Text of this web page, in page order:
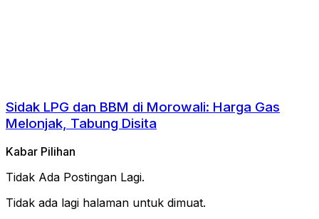
Sidak LPG dan BBM di Morowali: Harga Gas
Melonjak, Tabung Disita
Kabar Pilihan
Tidak Ada Postingan Lagi.
Tidak ada lagi halaman untuk dimuat.